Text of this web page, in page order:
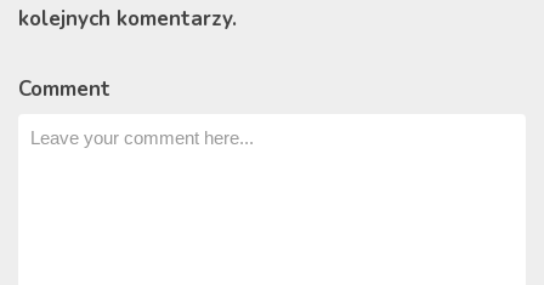
kolejnych komentarzy.
Comment